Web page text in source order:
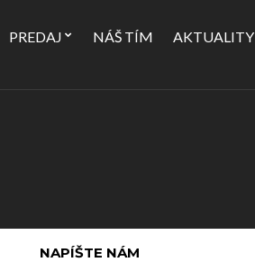
PREDAJ NÁŠ TÍM AKTUALITY
NAPÍŠTE NÁM